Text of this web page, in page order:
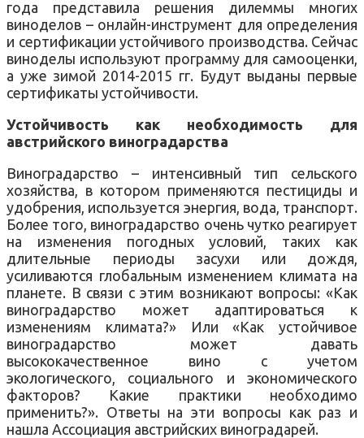
года представила решения дилеммы многих
виноделов – онлайн-инструмент для определения
и сертификации устойчивого производства. Сейчас
виноделы используют программу для самооценки,
а уже зимой 2014-2015 гг. Будут выданы первые
сертификаты устойчивости.
Устойчивость как необходимость для
австрийского виноградарства
Виноградарство – интенсивный тип сельского
хозяйства, в котором применяются пестициды и
удобрения, используется энергия, вода, транспорт.
Более того, виноградарство очень чутко реагирует
на изменения погодных условий, таких как
длительные периоды засухи или дождя,
усиливаются глобальным изменением климата на
планете. В связи с этим возникают вопросы: «Как
виноградарство может адаптироваться к
изменениям климата?» Или «Как устойчивое
виноградарство может давать
высококачественное вино с учетом
экологического, социального и экономического
факторов? Какие практики необходимо
применить?». Ответы на эти вопросы как раз и
нашла Ассоциация австрийских виноградарей.